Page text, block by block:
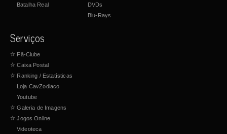
Batalha Real
DVDs
Blu-Rays
Serviços
☆ Fã-Clube
☆ Caixa Postal
☆ Ranking / Estatísticas
Loja CavZodiaco
Youtube
☆ Galeria de Imagens
☆ Jogos Online
Videoteca